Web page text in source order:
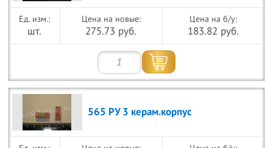
шт.
Цена на новые:
275.73 руб.
Цена на б/у:
183.82 руб.
565 РУ 3 керам.корпус